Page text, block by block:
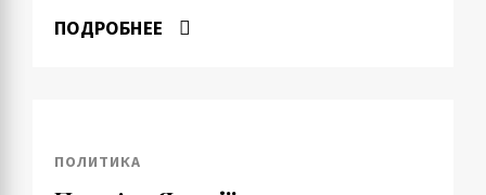
ПОДРОБНЕЕ
ПОЛИТИКА